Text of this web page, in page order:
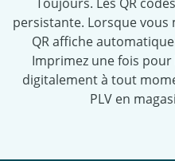
persistante. Lorsque vous
QR affiche
Imprimez une fois
digitalement à tout
PLV en